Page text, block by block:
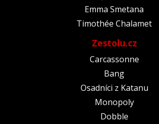
Emma Smetana
Timothée Chalamet
Zestolu.cz
Carcassonne
Bang
Osadníci z Katanu
Monopoly
Dobble